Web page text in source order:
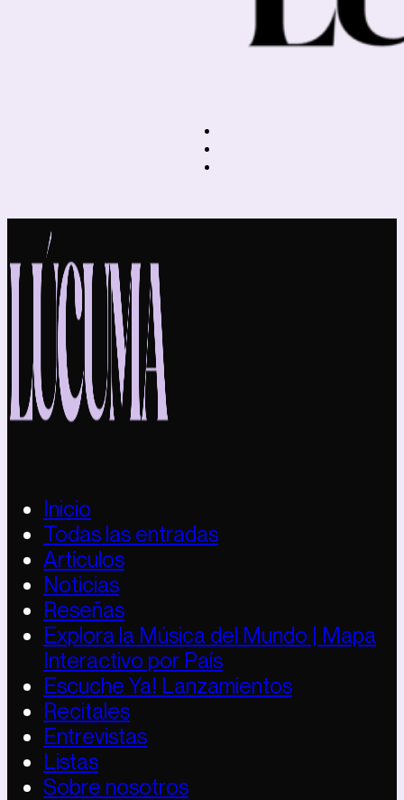
Inicio
Todas las entradas
Artículos
Noticias
Reseñas
Explora la Música del Mundo | Mapa
Interactivo por País
Escuche Ya! Lanzamientos
Recitales
Entrevistas
Listas
Sobre nosotros